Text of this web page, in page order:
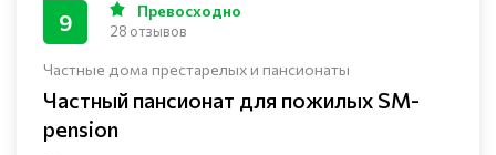
Частные дома престарелых и пансионаты
Частный пансионат для пожилых SM-
pension
9 Превосходно
28 отзывов